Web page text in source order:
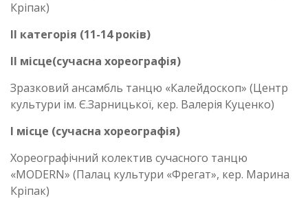
Кріпак)
ІІ категорія (11-14 років)
ІІ місце(сучасна хореографія)
Зразковий ансамбль танцю «Калейдоскоп» (Центр
культури ім. Є.Зарницької, кер. Валерія Куценко)
І місце (сучасна хореографія)
Хореографічний колектив сучасного танцю
«MODERN» (Палац культури «Фрегат», кер. Марина
Кріпак)